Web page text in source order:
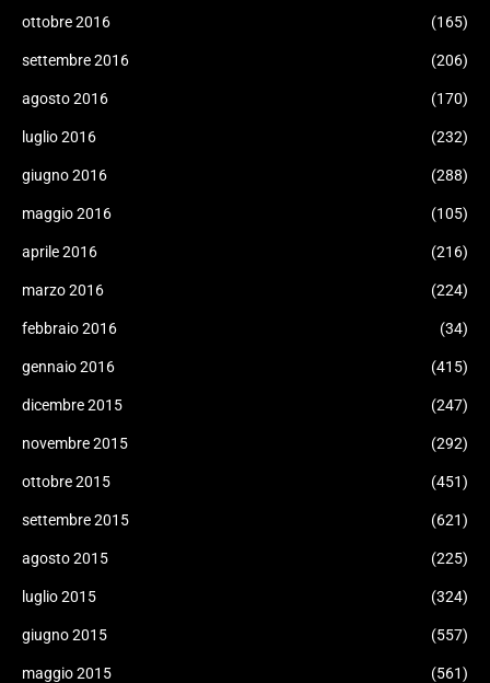
ottobre 2016 (165)
settembre 2016 (206)
agosto 2016 (170)
luglio 2016 (232)
giugno 2016 (288)
maggio 2016 (105)
aprile 2016 (216)
marzo 2016 (224)
febbraio 2016 (34)
gennaio 2016 (415)
dicembre 2015 (247)
novembre 2015 (292)
ottobre 2015 (451)
settembre 2015 (621)
agosto 2015 (225)
luglio 2015 (324)
giugno 2015 (557)
maggio 2015 (561)